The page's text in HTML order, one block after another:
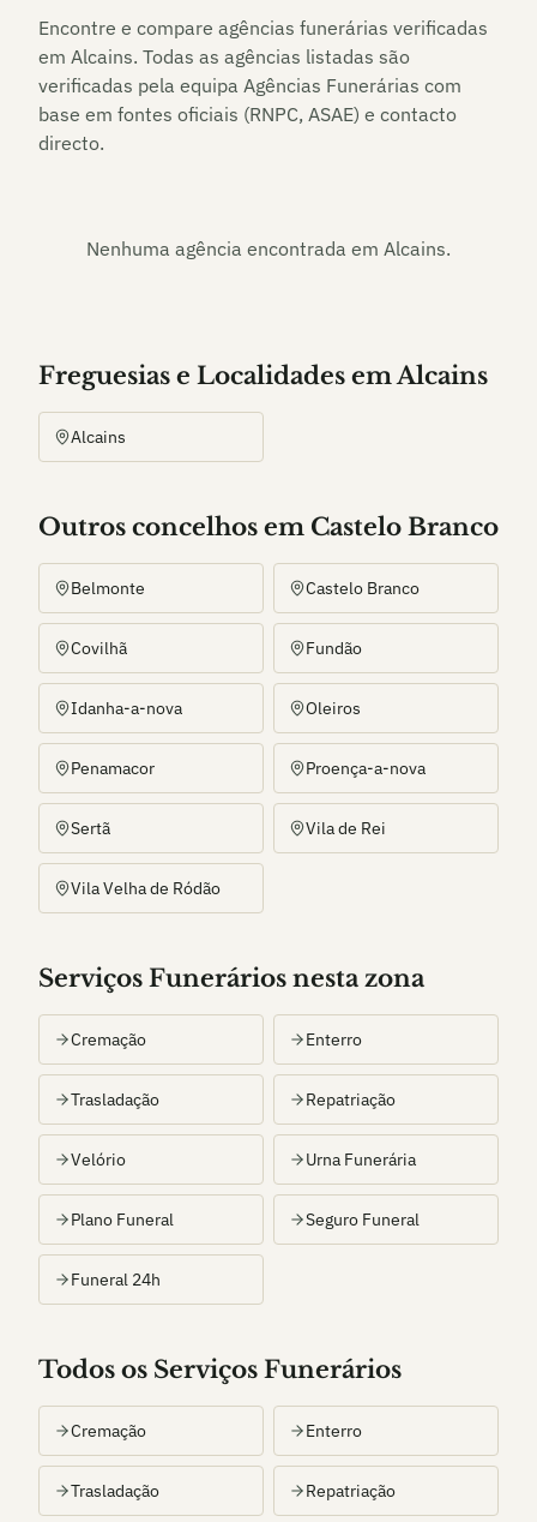
Encontre e compare agências funerárias verificadas
em Alcains. Todas as agências listadas são
verificadas pela equipa Agências Funerárias com
base em fontes oficiais (RNPC, ASAE) e contacto
directo.
Nenhuma agência encontrada em Alcains.
Freguesias e Localidades emAlcains
Alcains
Outros concelhos em Castelo Branco
Belmonte Castelo Branco
Covilhã Fundão
Idanha-a-nova Oleiros
Penamacor Proença-a-nova
Sertã Vila de Rei
Vila Velha de Ródão
Serviços Funerários nesta zona
Cremação Enterro
Trasladação Repatriação
Velório Urna Funerária
Plano Funeral Seguro Funeral
Funeral 24h
Todos os Serviços Funerários
Cremação Enterro
Trasladação Repatriação